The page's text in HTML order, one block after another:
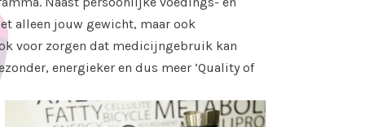
alleen jouw gewicht, maar ook
voor zorgen dat medicijngebruik kan
energieker en dus meer ‘Quality of